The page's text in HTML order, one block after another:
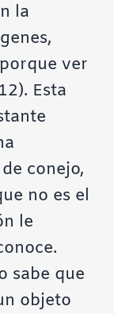
la
ver
Esta
conejo,
no es el
le
sabe que
objeto